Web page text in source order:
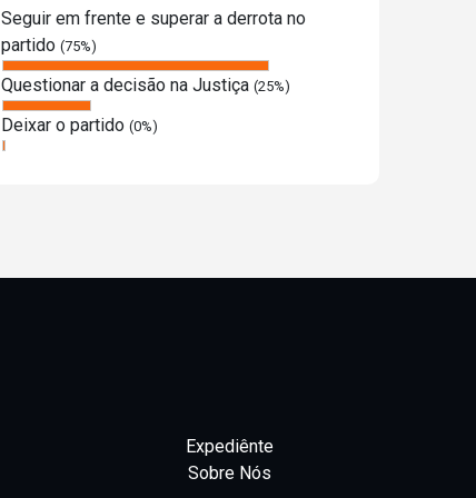
Seguir em frente e superar a derrota no
partido (75%)
Questionar a decisão na Justiça (25%)
Deixar o partido (0%)
Expediênte
Sobre Nós